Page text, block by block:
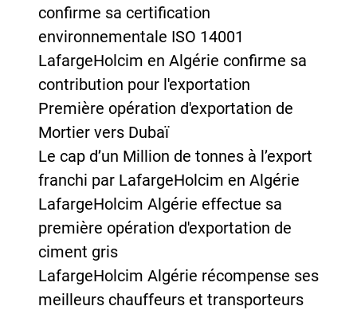
confirme sa certification
environnementale ISO 14001
LafargeHolcim en Algérie confirme sa
contribution pour l'exportation
Première opération d'exportation de
Mortier vers Dubaï
Le cap d’un Million de tonnes à l’export
franchi par LafargeHolcim en Algérie
LafargeHolcim Algérie effectue sa
première opération d'exportation de
ciment gris
LafargeHolcim Algérie récompense ses
meilleurs chauffeurs et transporteurs